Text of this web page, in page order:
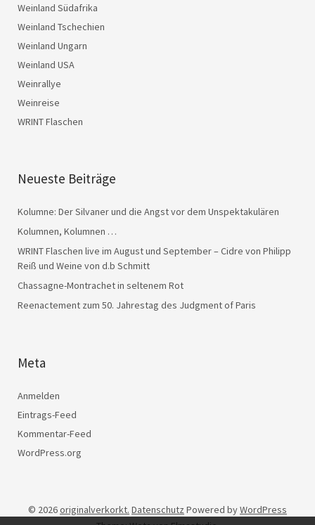
Weinland Südafrika
Weinland Tschechien
Weinland Ungarn
Weinland USA
Weinrallye
Weinreise
WRINT Flaschen
Neueste Beiträge
Kolumne: Der Silvaner und die Angst vor dem Unspektakulären
Kolumnen, Kolumnen …
WRINT Flaschen live im August und September – Cidre von Philipp
Reiß und Weine von d.b Schmitt
Chassagne-Montrachet in seltenem Rot
Reenactement zum 50. Jahrestag des Judgment of Paris
Meta
Anmelden
Eintrags-Feed
Kommentar-Feed
WordPress.org
© 2026originalverkorkt. Datenschutz Powered byWordPress